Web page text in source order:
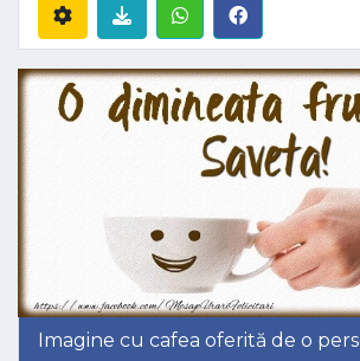
Imagine cu cafea oferită de o